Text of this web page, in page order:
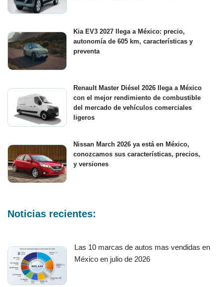
Kia EV3 2027 llega a México: precio,
autonomía de 605 km, características y
preventa
Renault Master Diésel 2026 llega a México
con el mejor rendimiento de combustible
del mercado de vehículos comerciales
ligeros
Nissan March 2026 ya está en México,
conozcamos sus características, precios,
y versiones
Noticias recientes:
Las 10 marcas de autos mas vendidas en
México en julio de 2026